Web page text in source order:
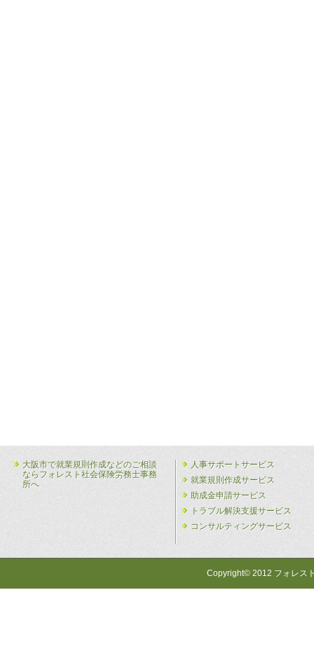
大阪市で就業規則作成などのご相談
ならフォレスト社会保険労務士事務
所へ
人事サポートサービス
就業規則作成サービス
助成金申請サービス
トラブル解決支援サービス
コンサルティングサービス
Copyright© 2012 フォレス